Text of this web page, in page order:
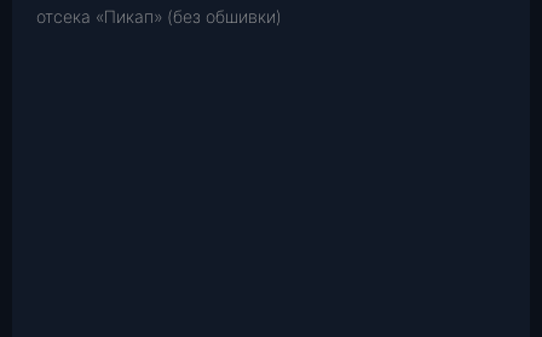
отсека «Пикап» (без обшивки)